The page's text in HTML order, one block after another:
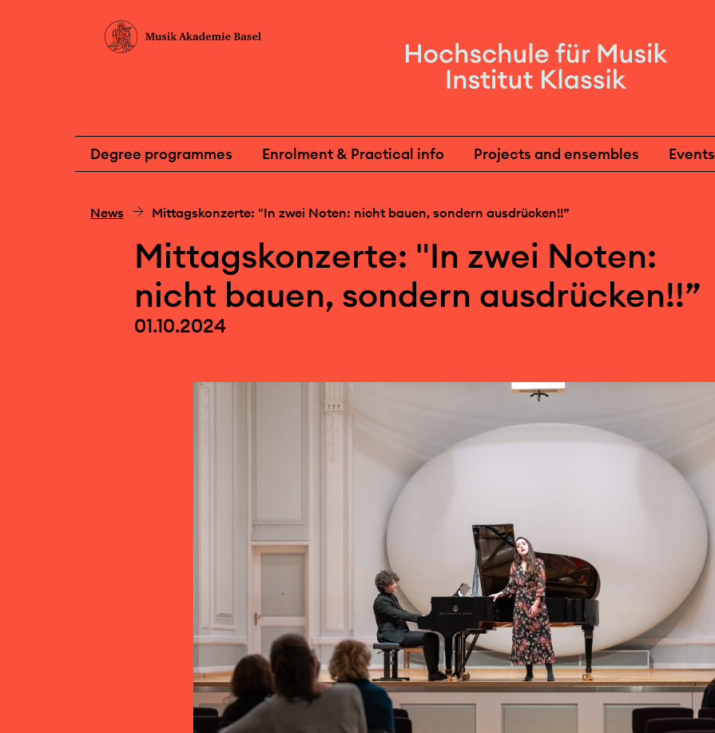
Degree programmes Enrolment & Practical info Projects and ensembles Events
News Mittagskonzerte: "In zwei Noten: nicht bauen, sondern ausdrücken!!”
Mittagskonzerte: "In zwei Noten:
nicht bauen, sondern ausdrücken!!”
01.10.2024